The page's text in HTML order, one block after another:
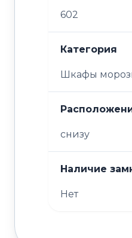
602
Категория
Шкафы
снизу
Наличие
Нет